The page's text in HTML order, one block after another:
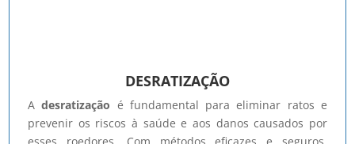
DESRATIZAÇÃO
Adesratização é fundamental para eliminar ratos e
prevenir os riscos à saúde e aos danos causados por